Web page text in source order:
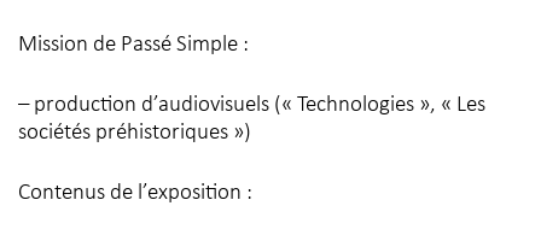
Mission de Passé Simple :
– production d’audiovisuels (« Technologies », « Les
sociétés préhistoriques »)
Contenus de l’exposition :